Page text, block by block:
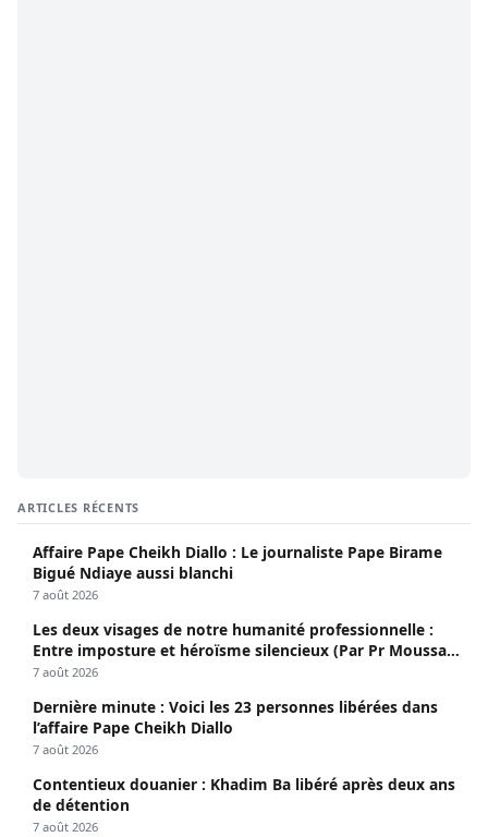
ARTICLES RÉCENTS
Affaire Pape Cheikh Diallo : Le journaliste Pape Birame
Bigué Ndiaye aussi blanchi
7 août 2026
Les deux visages de notre humanité professionnelle :
Entre imposture et héroïsme silencieux (Par Pr Moussa
Seydi)
7 août 2026
Dernière minute : Voici les 23 personnes libérées dans
l’affaire Pape Cheikh Diallo
7 août 2026
Contentieux douanier : Khadim Ba libéré après deux ans
de détention
7 août 2026